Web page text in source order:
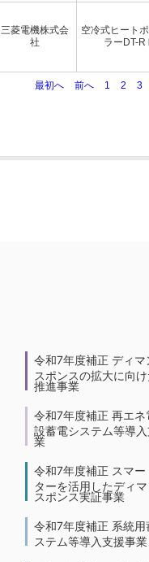
三菱電機株式会
社
空冷式ヒート
ラーDT-
最初へ 前へ 1 2 3
令和7年度補正 ディマ
スポンスの拡大に向
推進事業
令和7年度補正 再エネ
設蓄電システム等導
業
令和7年度補正 スマー
ターを活用したディ
スポンス実証事業
令和7年度補正 系統用
ステム等導入支援事業